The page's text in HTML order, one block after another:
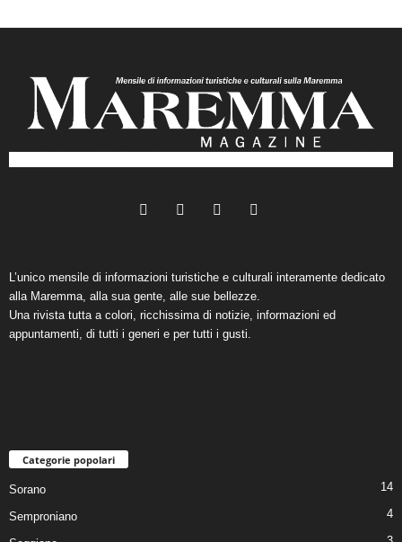
L’unico mensile di informazioni turistiche e culturali interamente dedicato
alla Maremma, alla sua gente, alle sue bellezze.
Una rivista tutta a colori, ricchissima di notizie, informazioni ed
appuntamenti, di tutti i generi e per tutti i gusti.
Categorie popolari
Sorano 14
Semproniano 4